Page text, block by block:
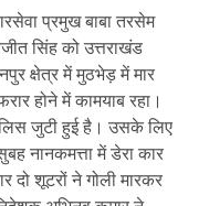
प्रमुख बाबा तरसेम
सिंह को उत्तराखंड
क्षेत्र में मुठभेड़ में मार
होने में कामयाब रहा।
जुटी हुई है। उसके लिए
नानकमत्ता में डेरा कार
दो शूटरों ने गोली मारकर